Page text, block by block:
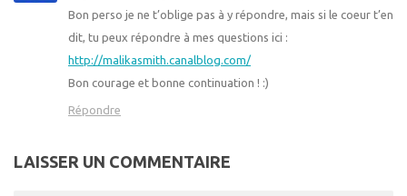
Bon perso je ne t’oblige pas à y répondre, mais si le coeur t’en
dit, tu peux répondre à mes questions ici :
http://malikasmith.canalblog.com/
Bon courage et bonne continuation ! :)
Répondre
LAISSER UN COMMENTAIRE